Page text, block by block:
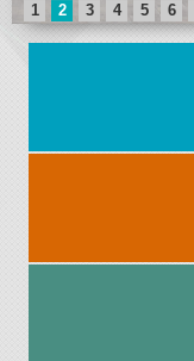
1 2 3 4 5 6